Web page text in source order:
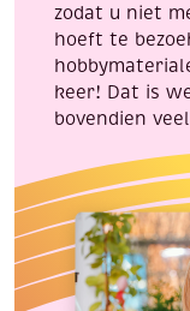
zodat u niet
hoeft te
keer! Dat is
bovendien